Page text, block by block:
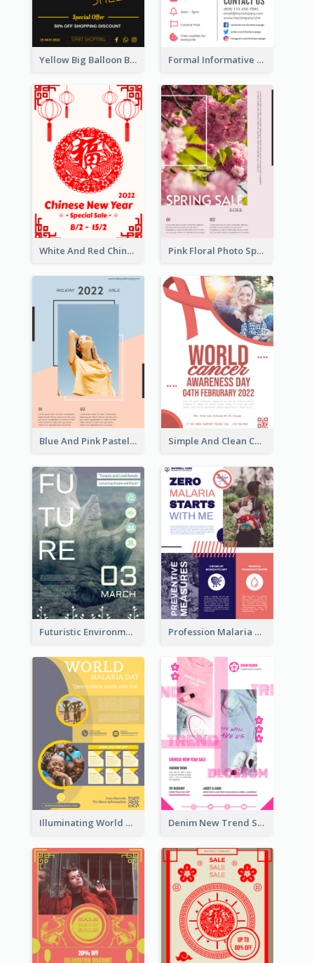
Yellow Big Balloon Black Friday Special Offer Poster Formal Informative Poster Of Charity Run 2020
White And Red Chinese New Year Sale Poster Pink Floral Photo Spring Sale Poster
Blue And Pink Pastel Minimal Sale Poster Simple And Clean Coral Ribbon Poster Design Idea
Futuristic Environmentally Friendly Messages Poster Design Profession Malaria Prevention Poster Design
Illuminating World Malaria Day Promotion Poster Design Denim New Trend Sale Poster